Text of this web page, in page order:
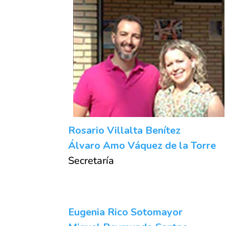
Rosario Villalta Benítez
Álvaro Amo Váquez de la Torre
Secretaría
Eugenia Rico Sotomayor